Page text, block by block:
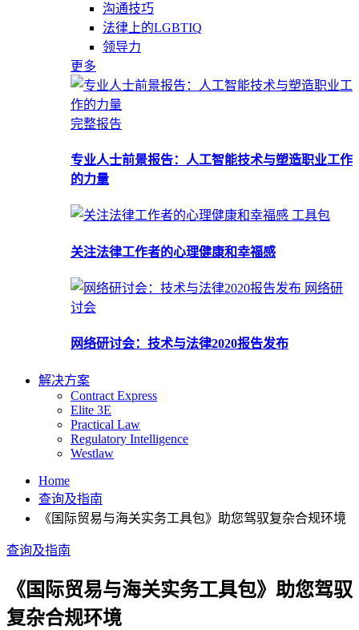
沟通技巧
法律上的LGBTIQ
领导力
更多
完整报告
专业人士前景报告：人工智能技术与塑造职业工作
的力量
工具包
关注法律工作者的心理健康和幸福感
网络研
讨会
网络研讨会：技术与法律2020报告发布
解决方案
Contract Express
Elite 3E
Practical Law
Regulatory Intelligence
Westlaw
Home
查询及指南
《国际贸易与海关实务工具包》助您驾驭复杂合规环境
查询及指南
《国际贸易与海关实务工具包》助您驾驭
复杂合规环境